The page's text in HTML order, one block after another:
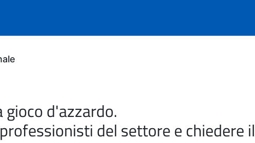
d'azzardo.
del settore e chiedere il